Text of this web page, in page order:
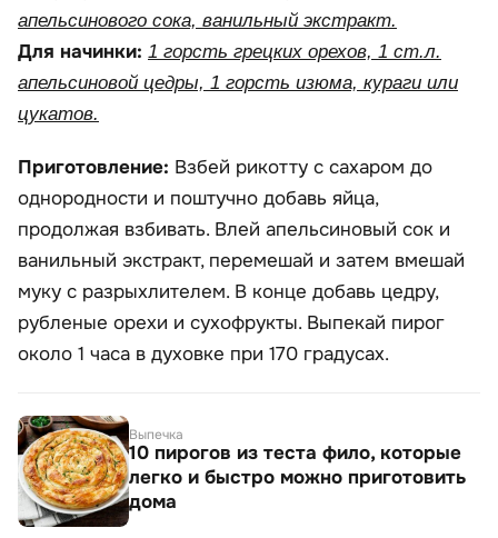
апельсинового сока, ванильный экстракт.
Для начинки: 1 горсть грецких орехов, 1 ст.л.
апельсиновой цедры, 1 горсть изюма, кураги или
цукатов.
Приготовление: Взбей рикотту с сахаром до
однородности и поштучно добавь яйца,
продолжая взбивать. Влей апельсиновый сок и
ванильный экстракт, перемешай и затем вмешай
муку с разрыхлителем. В конце добавь цедру,
рубленые орехи и сухофрукты. Выпекай пирог
около 1 часа в духовке при 170 градусах.
Выпечка
10 пирогов из теста фило, которые
легко и быстро можно приготовить
дома